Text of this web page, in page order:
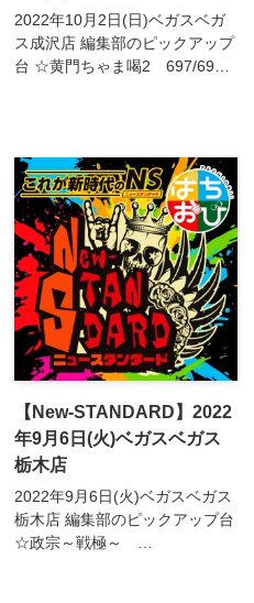
2022年10月2日(日)ベガスベガ
ス成沢店 編集部のピックアップ
台 ☆黄門ちゃま喝2 697/698
【New-STANDARD】2022
年9月6日(火)ベガスベガス
栃木店
2022年9月6日(火)ベガスベガス
栃木店 編集部のピックアップ台
☆政宗～戦極～